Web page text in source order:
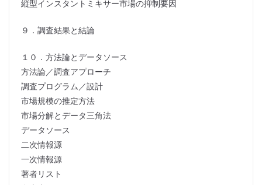
縦型インスタントミキサー市場の抑制要因
９．調査結果と結論
１０．方法論とデータソース
方法論／調査アプローチ
調査プログラム／設計
市場規模の推定方法
市場分解とデータ三角法
データソース
二次情報源
一次情報源
著者リスト